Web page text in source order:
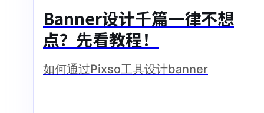
Banner设计千篇一律不想
点？先看教程！
如何通过Pixso工具设计banner